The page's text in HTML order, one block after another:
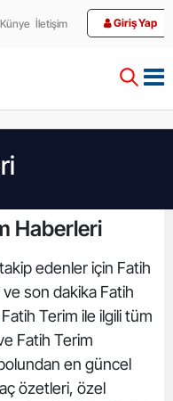
Künye İletişim Giriş Yap
Haberleri
edenler için Fatih
son dakika Fatih
Terim ile ilgili tüm
Fatih Terim
en güncel
özetleri, özel